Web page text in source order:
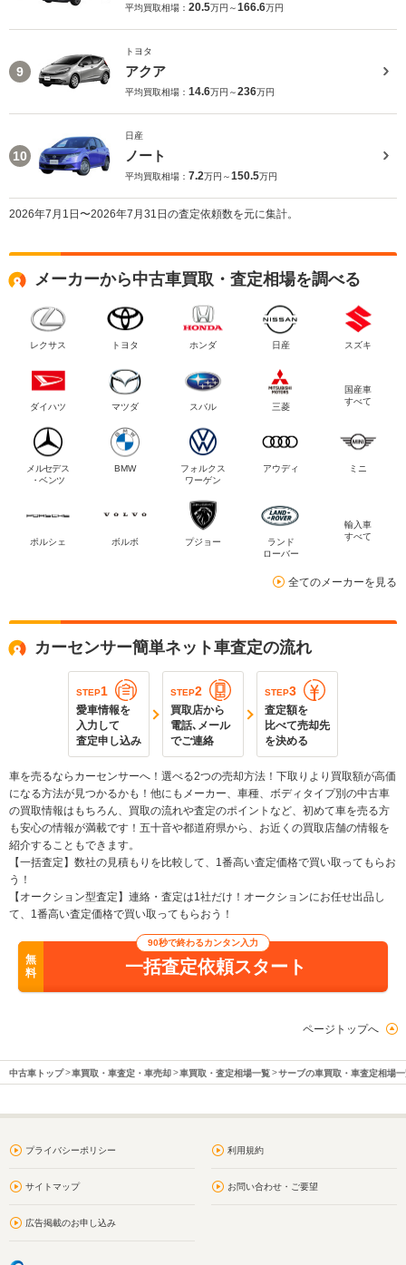
平均買取相場： 20.5万円～166.6万円
9
トヨタ
アクア
平均買取相場： 14.6万円～236万円
10
日産
ノート
平均買取相場： 7.2万円～150.5万円
2026年7月1日〜2026年7月31日の査定依頼数を元に集計。
メーカーから中古車買取・査定相場を調べる
レクサス トヨタ ホンダ 日産 スズキ
ダイハツ マツダ スバル 三菱
国産車
すべて
メルセデス
・ベンツ
BMW
フォルクス
ワーゲン
アウディ ミニ
ポルシェ ボルボ プジョー
ランド
ローバー
輸入車
すべて
全てのメーカーを見る
カーセンサー簡単ネット車査定の流れ
STEP1
愛車情報を
入力して
査定申し込み
STEP2
買取店から
電話､メール
でご連絡
STEP3
査定額を
比べて売却先
を決める
車を売るならカーセンサーへ！選べる2つの売却方法！下取りより買取額が高価
になる方法が見つかるかも！他にもメーカー、車種、ボディタイプ別の中古車
の買取情報はもちろん、買取の流れや査定のポイントなど、初めて車を売る方
も安心の情報が満載です！五十音や都道府県から、お近くの買取店舗の情報を
紹介することもできます。
【一括査定】数社の見積もりを比較して、1番高い査定価格で買い取ってもらお
う！
【オークション型査定】連絡・査定は1社だけ！オークションにお任せ出品し
て、1番高い査定価格で買い取ってもらおう！
無
料
90秒で終わるカンタン入力
一括査定依頼スタート
ページトップへ
中古車トップ 車買取・車査定・車売却 車買取・査定相場一覧 サーブの車買取・車査定相場
プライバシーポリシー 利用規約
サイトマップ お問い合わせ・ご要望
広告掲載のお申し込み